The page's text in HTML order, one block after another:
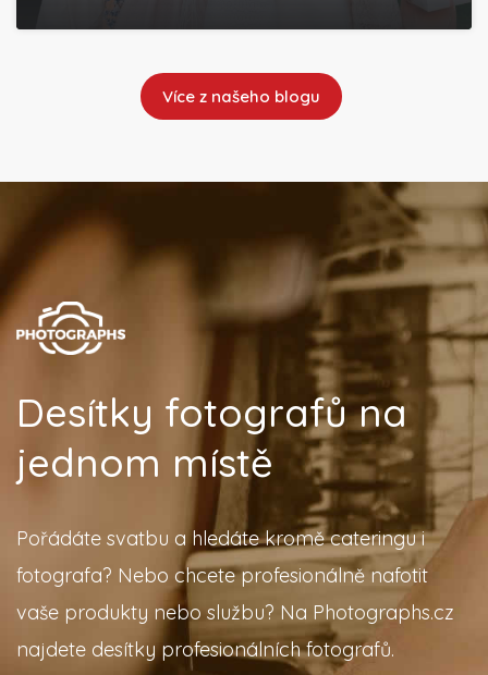
Více z našeho blogu
Desítky fotografů na
jednom místě
Pořádáte svatbu a hledáte kromě cateringu i
fotografa? Nebo chcete profesionálně nafotit
vaše produkty nebo službu? Na Photographs.cz
najdete desítky profesionálních fotografů.